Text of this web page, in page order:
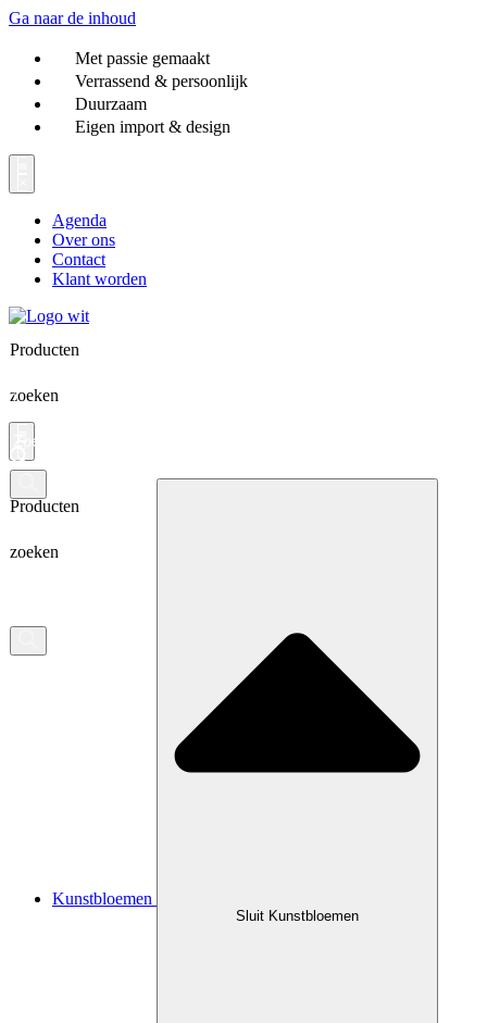
Ga naar de inhoud
Met passie gemaakt
Verrassend & persoonlijk
Duurzaam
Eigen import & design
Agenda
Over ons
Contact
Klant worden
Producten
zoeken
Producten
zoeken
Kunstbloemen
Sluit Kunstbloemen